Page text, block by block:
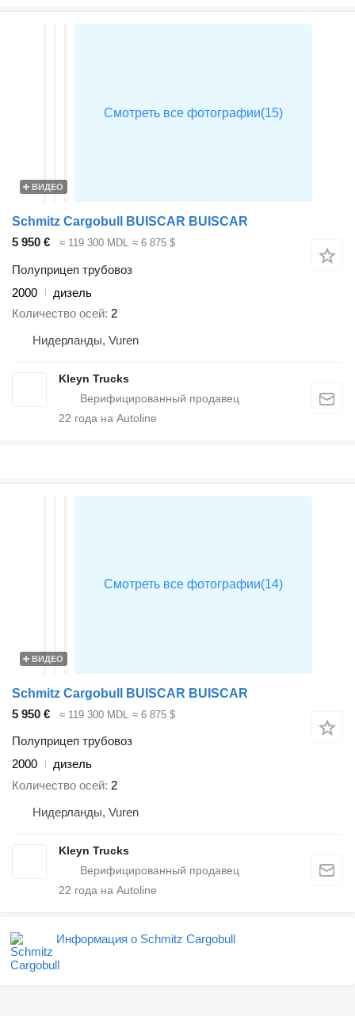
ВИДЕО
Schmitz Cargobull BUISCAR BUISCAR
5 950 €
≈ 119 300 MDL ≈ 6 875 $
Полуприцеп трубовоз
2000
дизель
Количество осей 2
Нидерланды, Vuren
Kleyn Trucks
22 года на Autoline
ВИДЕО
Schmitz Cargobull BUISCAR BUISCAR
5 950 €
≈ 119 300 MDL ≈ 6 875 $
Полуприцеп трубовоз
2000
дизель
Количество осей 2
Нидерланды, Vuren
Kleyn Trucks
22 года на Autoline
Информация о Schmitz Cargobull